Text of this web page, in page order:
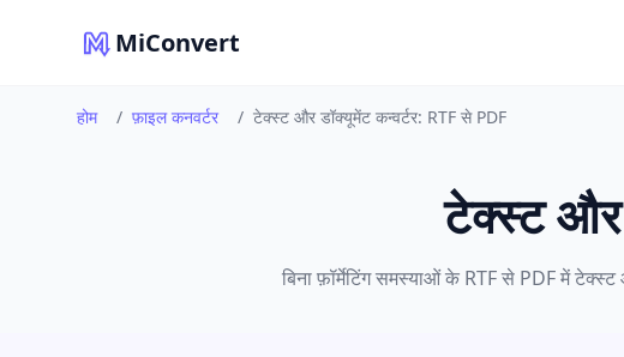
MiConvert
होम / फ़ाइल कनवर्टर / टेक्स्ट और डॉक्यूमेंट कन्वर्टर: RTF से PDF
टेक्स्ट और
बिना फ़ॉर्मेटिंग समस्याओं के RTF से PDF में